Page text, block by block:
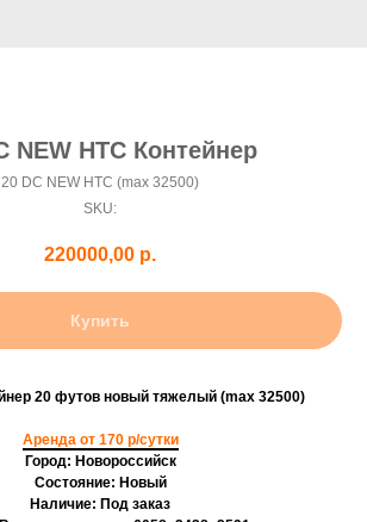
NEW HTC Контейнер
20 DC NEW HTC (max 32500)
SKU:
220000,00 р.
Купить
20 футов новый тяжелый (max 32500)
Аренда от 170 р/сутки
Город: Новороссийск
Состояние: Новый
Наличие: Под заказ